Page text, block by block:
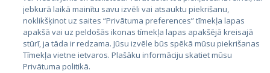
jebkurā laikā mainītu savu izvēli vai atsauktu piekrišanu,
noklikšķinot uz saites “Privātuma preferences” tīmekļa lapas
apakšā vai uz peldošās ikonas tīmekļa lapas apakšējā kreisajā
stūrī, ja tāda ir redzama. Jūsu izvēle būs spēkā mūsu piekrišanas
Tīmekļa vietne ietvaros. Plašāku informāciju skatiet mūsu
Privātuma politikā.